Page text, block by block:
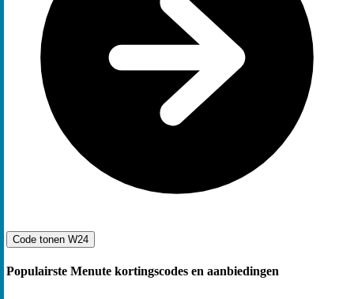
Code tonen W24
Populairste Menute kortingscodes en aanbiedingen